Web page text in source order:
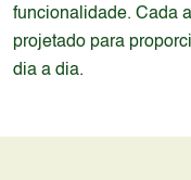
funcionalidade. Cada
projetado para
dia a dia.